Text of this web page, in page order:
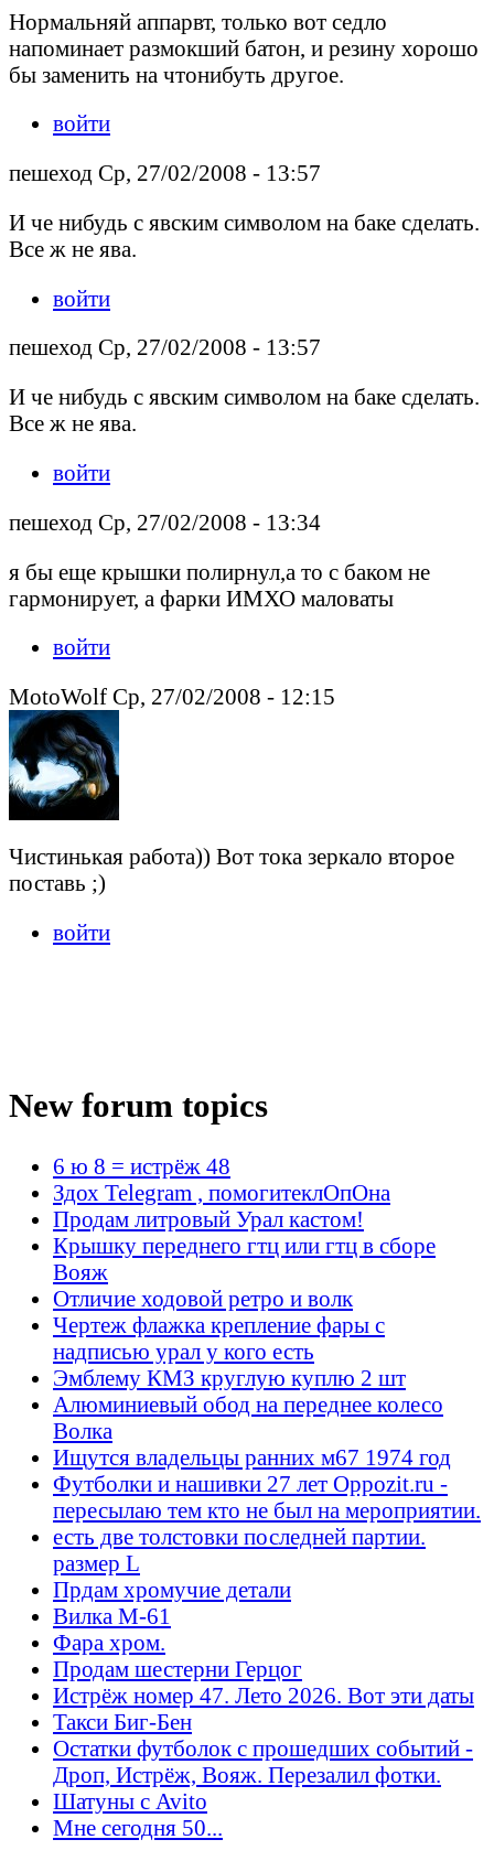
Нормальняй аппарвт, только вот седло
напоминает размокший батон, и резину хорошо
бы заменить на чтонибуть другое.
войти
пешеход Ср, 27/02/2008 - 13:57
И че нибудь с явским символом на баке сделать.
Все ж не ява.
войти
пешеход Ср, 27/02/2008 - 13:57
И че нибудь с явским символом на баке сделать.
Все ж не ява.
войти
пешеход Ср, 27/02/2008 - 13:34
я бы еще крышки полирнул,а то с баком не
гармонирует, а фарки ИМХО маловаты
войти
MotoWolf Ср, 27/02/2008 - 12:15
Чистинькая работа)) Вот тока зеркало второе
поставь ;)
войти
New forum topics
6 ю 8 = истрёж 48
Здох Telegram , помогитеклОпОна
Продам литровый Урал кастом!
Крышку переднего гтц или гтц в сборе
Вояж
Отличие ходовой ретро и волк
Чертеж флажка крепление фары с
надписью урал у кого есть
Эмблему КМЗ круглую куплю 2 шт
Алюминиевый обод на переднее колесо
Волка
Ищутся владельцы ранних м67 1974 год
Футболки и нашивки 27 лет Oppozit.ru -
пересылаю тем кто не был на мероприятии.
есть две толстовки последней партии.
размер L
Прдам хромучие детали
Вилка М-61
Фара хром.
Продам шестерни Герцог
Истрёж номер 47. Лето 2026. Вот эти даты
Такси Биг-Бен
Остатки футболок с прошедших событий -
Дроп, Истрёж, Вояж. Перезалил фотки.
Шатуны с Avito
Мне сегодня 50...